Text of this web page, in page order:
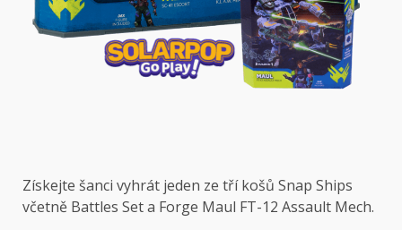
Získejte šanci vyhrát jeden ze tří košů Snap Ships
včetně Battles Set a Forge Maul FT-12 Assault Mech.